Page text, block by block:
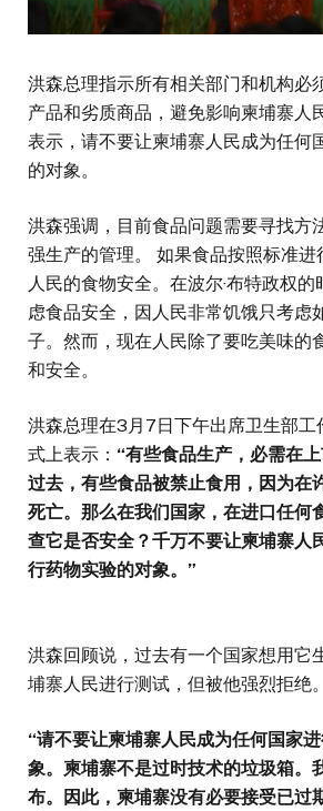
洪森总理指示所有相关部门和机构必
产品和劣质商品，避免影响柬埔寨人
表示，请不要让柬埔寨人民成为任何
的对象。
洪森强调，目前食品问题需要寻找方
强生产的管理。 如果食品按照标准进
人民的食物安全。在波尔·布特政权
虑食品安全，因人民非常饥饿只考虑
子。然而，现在人民除了要吃美味的
和安全。
洪森总理在3月7日下午出席卫生部工
式上表示： “有些食品生产，必需在上
过去，有些食品被禁止食用，因为在
死亡。那么在我们国家，在进口任何
查它是否安全？千万不要让柬埔寨人
行药物实验的对象。 ”
洪森回顾说，过去有一个国家想用它
埔寨人民进行测试，但被他强烈拒绝。
“请不要让柬埔寨人民成为任何国家
象。柬埔寨不是过时技术的垃圾箱。
布。因此，柬埔寨没有必要接受已过